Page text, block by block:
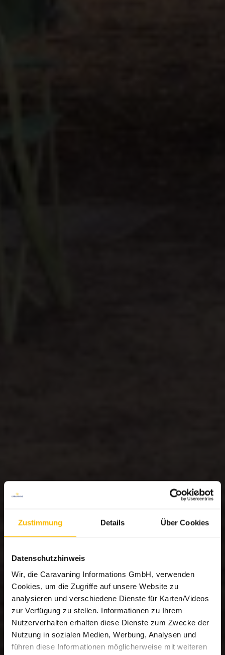
Zustimmung Details Über Cookies
Datenschutzhinweis
Wir, die Caravaning Informations GmbH, verwenden
Cookies, um die Zugriffe auf unsere Website zu
analysieren und verschiedene Dienste für Karten/Videos
zur Verfügung zu stellen. Informationen zu Ihrem
Nutzerverhalten erhalten diese Dienste zum Zwecke der
Nutzung in sozialen Medien, Werbung, Analysen und
führen diese Informationen möglicherweise mit weiteren